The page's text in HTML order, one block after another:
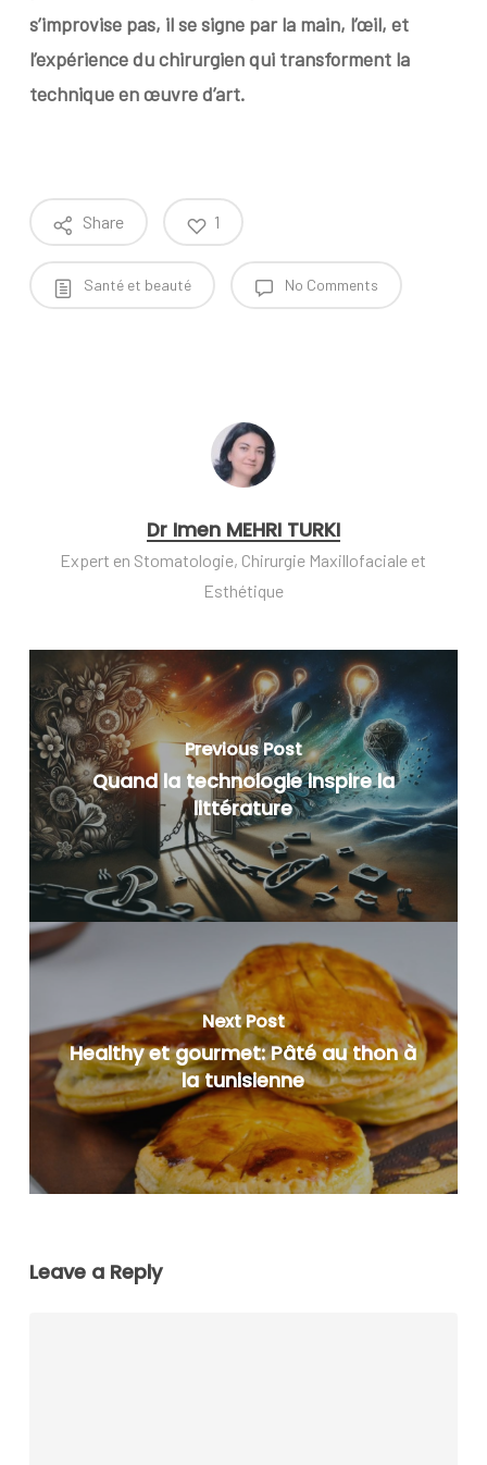
s’improvise pas, il se signe par la main, l’œil, et
l’expérience du chirurgien qui transforment la
technique en œuvre d’art.
Share 1
Santé et beauté No Comments
Dr Imen MEHRI TURKI
Expert en Stomatologie, Chirurgie Maxillofaciale et
Esthétique
Previous Post
Quand la technologie inspire la
littérature
Next Post
Healthy et gourmet: Pâté au thon à
la tunisienne
Leave a Reply